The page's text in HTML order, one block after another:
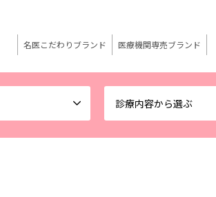
診療内容から選ぶ
名医こだわりブランド 医療機関専売ブランド